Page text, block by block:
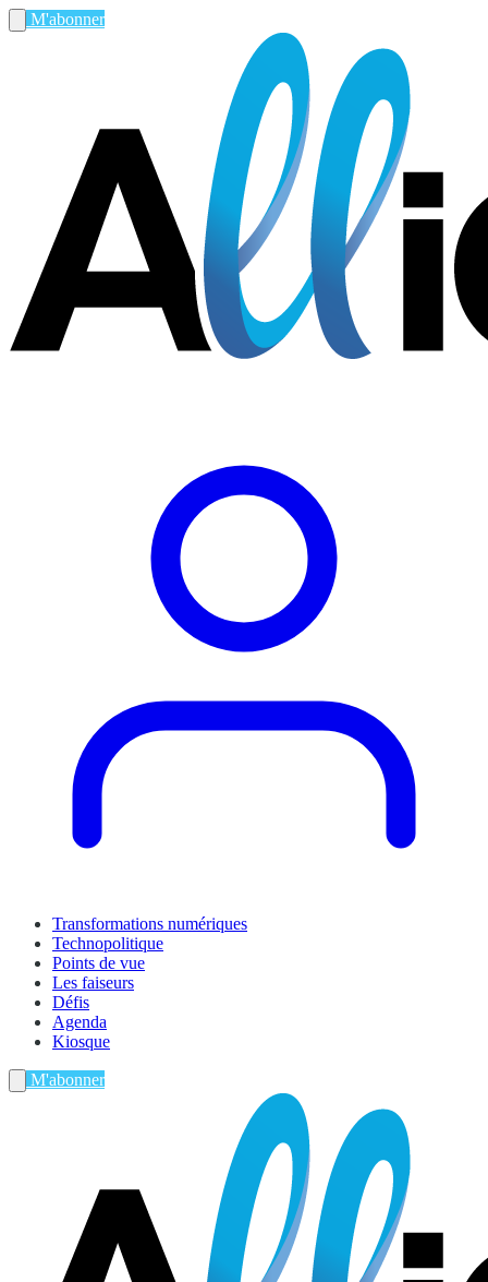
M'abonner
Transformations numériques
Technopolitique
Points de vue
Les faiseurs
Défis
Agenda
Kiosque
M'abonner